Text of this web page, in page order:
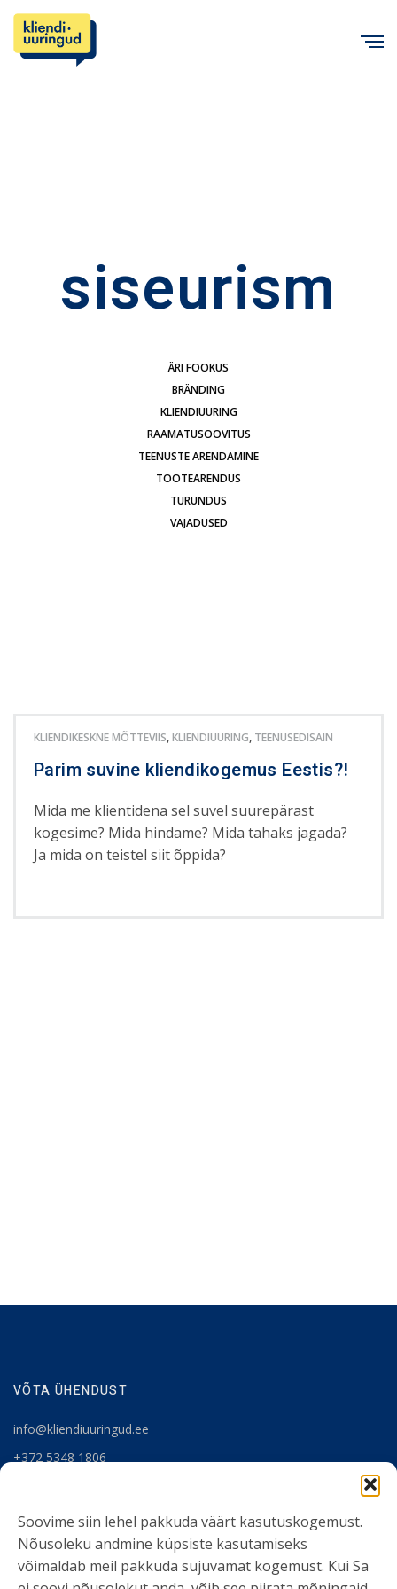
Soovime siin lehel pakkuda väärt kasutuskogemust.
Nõusoleku andmine küpsiste kasutamiseks
võimaldab meil pakkuda sujuvamat kogemust. Kui Sa
siseurism
ÄRI FOOKUS
BRÄNDING
KLIENDIUURING
RAAMATUSOOVITUS
TEENUSTE ARENDAMINE
TOOTEARENDUS
TURUNDUS
VAJADUSED
KLIENDIKESKNE MÕTTEVIIS,KLIENDIUURING, TEENUSEDISAIN
Parim suvine kliendikogemus Eestis?!
Mida me klientidena sel suvel suurepärast
kogesime? Mida hindame? Mida tahaks jagada?
Ja mida on teistel siit õppida?
VÕTA ÜHENDUST
info@kliendiuuringud.ee
+372 5348 1806
KASULIK INFO
Teenused
Tööriistad